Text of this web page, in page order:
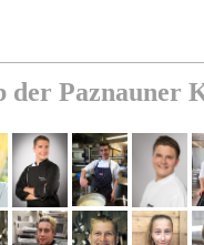
der Paznauner